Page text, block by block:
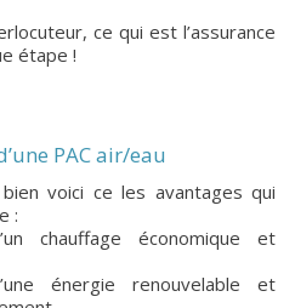
ce qui est l’assurance
étape !
PAC air/eau
:
chauffage économique et
énergie renouvelable et